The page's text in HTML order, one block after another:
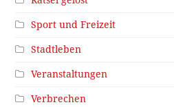
Sport und Freizeit
Stadtleben
Veranstaltungen
Verbrechen